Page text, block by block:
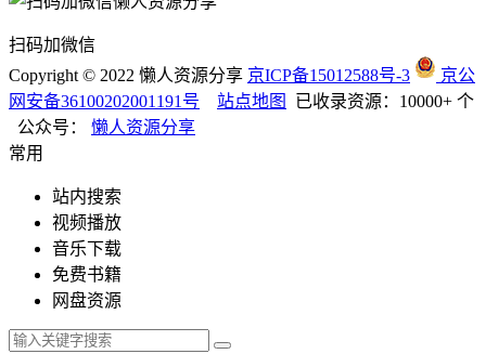
扫码加微信
Copyright © 2022 懒人资源分享 京ICP备15012588号-3
京公
网安备36100202001191号
站点地图
已收录资源：10000+ 个
公众号： 懒人资源分享
常用
站内搜索
视频播放
音乐下载
免费书籍
网盘资源